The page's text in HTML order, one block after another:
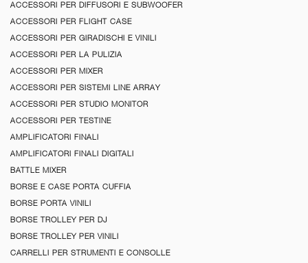
ACCESSORI PER DIFFUSORI E SUBWOOFER
ACCESSORI PER FLIGHT CASE
ACCESSORI PER GIRADISCHI E VINILI
ACCESSORI PER LA PULIZIA
ACCESSORI PER MIXER
ACCESSORI PER SISTEMI LINE ARRAY
ACCESSORI PER STUDIO MONITOR
ACCESSORI PER TESTINE
AMPLIFICATORI FINALI
AMPLIFICATORI FINALI DIGITALI
BATTLE MIXER
BORSE E CASE PORTA CUFFIA
BORSE PORTA VINILI
BORSE TROLLEY PER DJ
BORSE TROLLEY PER VINILI
CARRELLI PER STRUMENTI E CONSOLLE